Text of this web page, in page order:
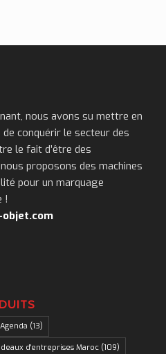
nous avons su mettre en
conquérir le secteur des
le fait d’être des
proposons des machines
pour un marquage
!
Agenda (13)
d'entreprises Maroc(109)